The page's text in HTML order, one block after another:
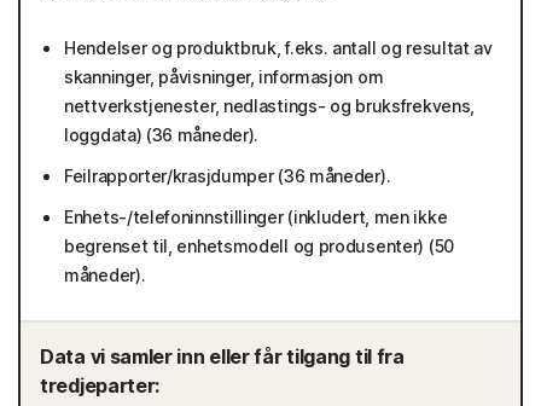
Hendelser og produktbruk, f.eks. antall og resultat av
skanninger, påvisninger, informasjon om
nettverkstjenester, nedlastings- og bruksfrekvens,
loggdata) (36 måneder).
Feilrapporter/krasjdumper (36 måneder).
Enhets-/telefoninnstillinger (inkludert, men ikke
begrenset til, enhetsmodell og produsenter) (50
måneder).
Data vi samler inn eller får tilgang til fra
tredjeparter: